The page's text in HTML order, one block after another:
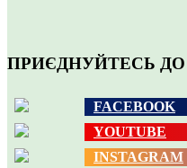
ПРИЄДНУЙТЕСЬ
FACEBOOK
YOUTUBE
INSTAGRAM